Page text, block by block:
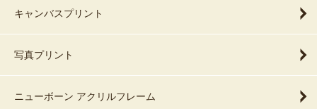
キャンバスプリント
写真プリント
ニューボーン アクリルフレーム